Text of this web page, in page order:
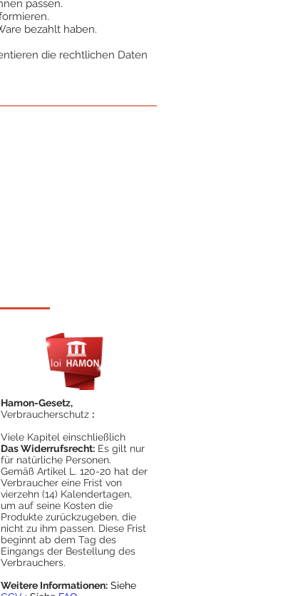
passen.
bezahlt haben.
die rechtlichen Daten
Hamon-Gesetz,
Verbraucherschutz :
Viele Kapitel einschließlich
Das Widerrufsrecht: Es gilt nur
für natürliche Personen.
Gemäß Artikel L. 120-20 hat der
Verbraucher eine Frist von
vierzehn (14) Kalendertagen,
um auf seine Kosten die
Produkte zurückzugeben, die
nicht zu ihm passen. Diese Frist
beginnt ab dem Tag des
Eingangs der Bestellung des
Verbrauchers.
Weitere Informationen: Siehe